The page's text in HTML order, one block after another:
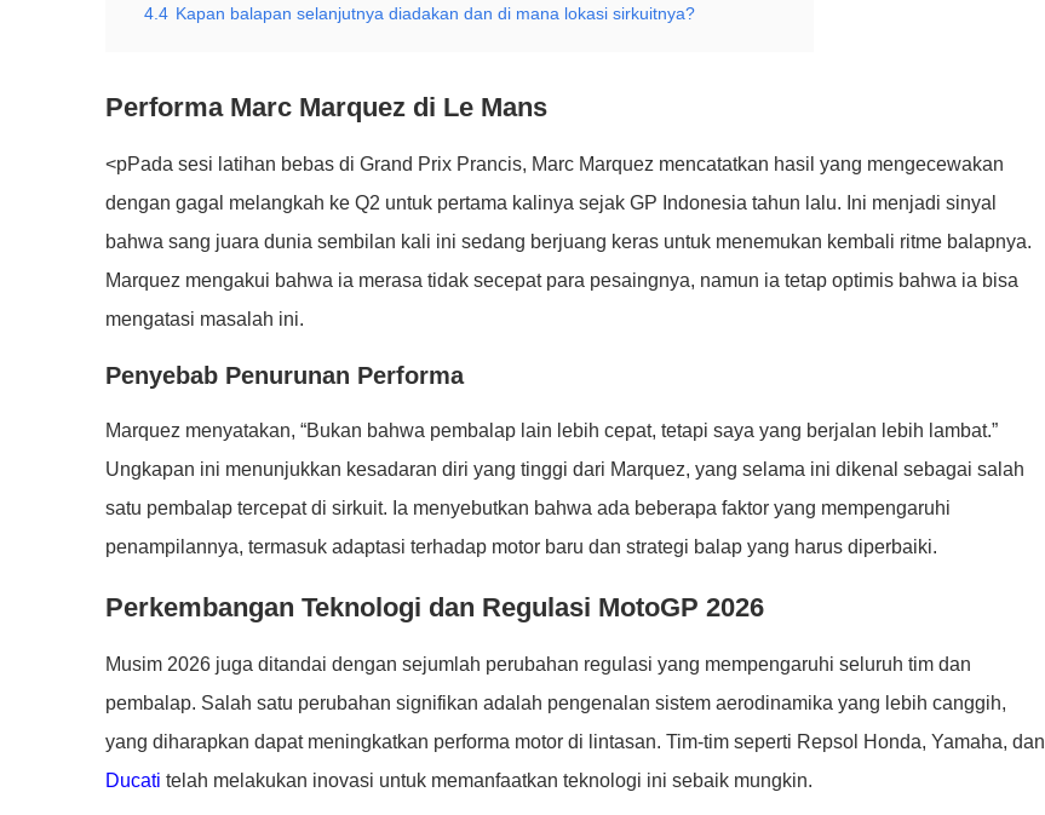
4.4 Kapan balapan selanjutnya diadakan dan di mana lokasi sirkuitnya?
Performa Marc Marquez di Le Mans
<pPada sesi latihan bebas di Grand Prix Prancis, Marc Marquez mencatatkan hasil yang mengecewakan
dengan gagal melangkah ke Q2 untuk pertama kalinya sejak GP Indonesia tahun lalu. Ini menjadi sinyal
bahwa sang juara dunia sembilan kali ini sedang berjuang keras untuk menemukan kembali ritme balapnya.
Marquez mengakui bahwa ia merasa tidak secepat para pesaingnya, namun ia tetap optimis bahwa ia bisa
mengatasi masalah ini.
Penyebab Penurunan Performa
Marquez menyatakan, “Bukan bahwa pembalap lain lebih cepat, tetapi saya yang berjalan lebih lambat.”
Ungkapan ini menunjukkan kesadaran diri yang tinggi dari Marquez, yang selama ini dikenal sebagai salah
satu pembalap tercepat di sirkuit. Ia menyebutkan bahwa ada beberapa faktor yang mempengaruhi
penampilannya, termasuk adaptasi terhadap motor baru dan strategi balap yang harus diperbaiki.
Perkembangan Teknologi dan Regulasi MotoGP 2026
Musim 2026 juga ditandai dengan sejumlah perubahan regulasi yang mempengaruhi seluruh tim dan
pembalap. Salah satu perubahan signifikan adalah pengenalan sistem aerodinamika yang lebih canggih,
yang diharapkan dapat meningkatkan performa motor di lintasan. Tim-tim seperti Repsol Honda, Yamaha, dan
Ducati telah melakukan inovasi untuk memanfaatkan teknologi ini sebaik mungkin.